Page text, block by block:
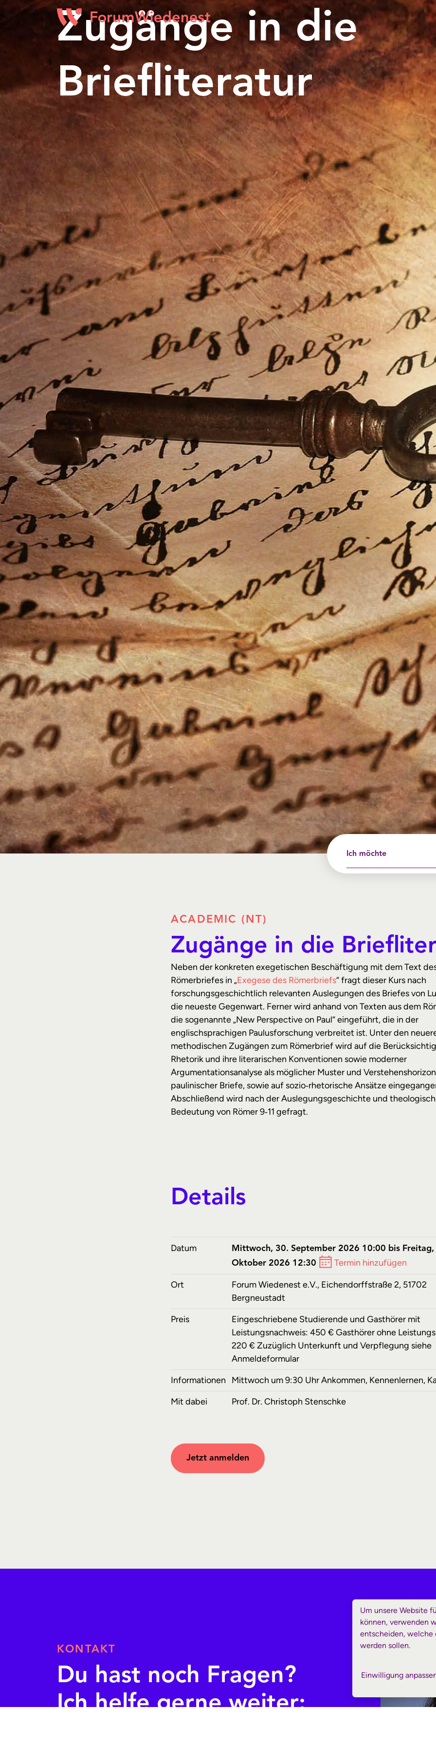
Zugänge in die
Briefliteratur
Ich möchte
ACADEMIC (NT)
Zugänge in die
Neben der konkreten exegetischen Beschäftigung mit dem Text
Römerbriefes in „Exegese des Römerbriefs“ fragt dieser Kurs nach
forschungsgeschichtlich relevanten Auslegungen des Briefes von
die neueste Gegenwart. Ferner wird anhand von Texten aus dem
die sogenannte „New Perspective on Paul“ eingeführt, die in der
englischsprachigen Paulusforschung verbreitet ist. Unter den
methodischen Zugängen zum Römerbrief wird auf die
Rhetorik und ihre literarischen Konventionen sowie moderner
Argumentationsanalyse als möglicher Muster und
paulinischer Briefe, sowie auf sozio‑rhetorische Ansätze
Abschließend wird nach der Auslegungsgeschichte und
Bedeutung von Römer 9‑11 gefragt.
Details
Datum
Mittwoch, 30. September 2026 10:00 bis Freitag,
Oktober 2026 12:30
Termin hinzufügen
Ort
Forum Wiedenest e.V., Eichendorffstraße 2, 51702
Bergneustadt
Preis
Eingeschriebene Studierende und Gasthörer mit
Leistungsnachweis: 450 € Gasthörer ohne
220 € Zuzüglich Unterkunft und Verpflegung siehe
Anmeldeformular
Informationen
Mittwoch um 9:30 Uhr Ankommen, Kennenlernen,
Mit dabei
Prof. Dr. Christoph Stenschke
Jetzt anmelden
KONTAKT
Du hast noch Fragen?
Ich helfe gerne weiter:
Um unsere Website
können, verwenden
entscheiden, welche
werden sollen.
Einwilligung